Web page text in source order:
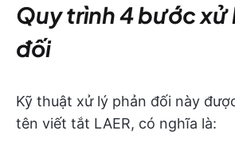
Quy trình 4 bước xử
đối
Kỹ thuật xử lý phản đối này
tên viết tắt LAER, có nghĩa là: